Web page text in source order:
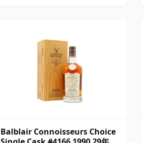
Balblair Connoisseurs Choice